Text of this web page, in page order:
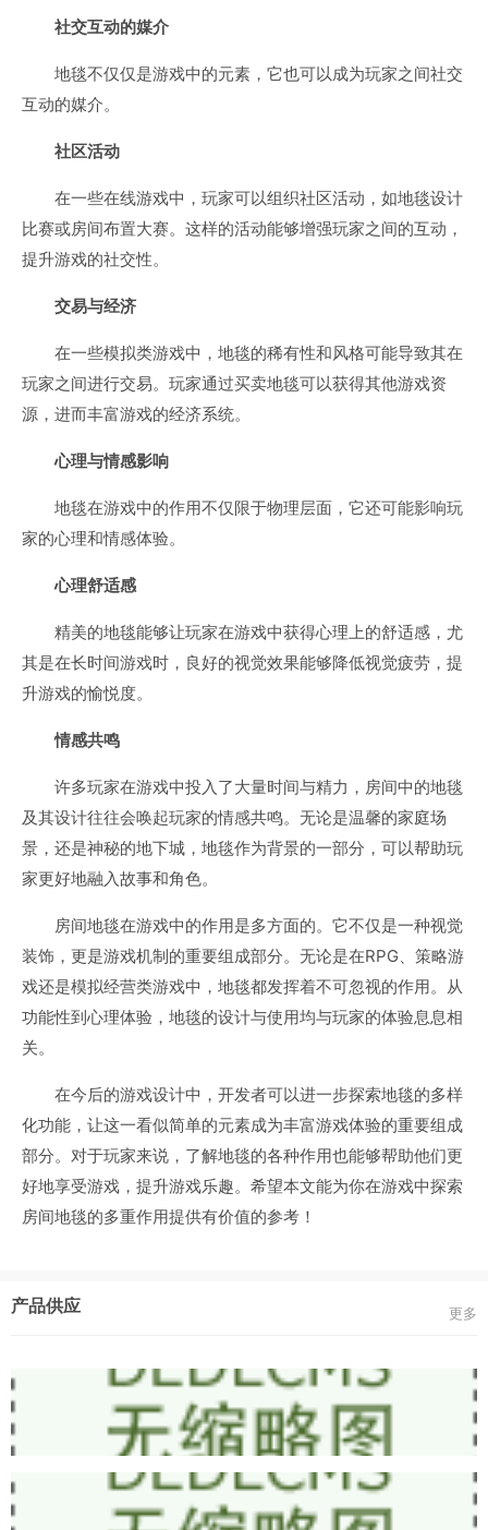
社交互动的媒介
地毯不仅仅是游戏中的元素，它也可以成为玩家之间社交
互动的媒介。
社区活动
在一些在线游戏中，玩家可以组织社区活动，如地毯设计
比赛或房间布置大赛。这样的活动能够增强玩家之间的互动，
提升游戏的社交性。
交易与经济
在一些模拟类游戏中，地毯的稀有性和风格可能导致其在
玩家之间进行交易。玩家通过买卖地毯可以获得其他游戏资
源，进而丰富游戏的经济系统。
心理与情感影响
地毯在游戏中的作用不仅限于物理层面，它还可能影响玩
家的心理和情感体验。
心理舒适感
精美的地毯能够让玩家在游戏中获得心理上的舒适感，尤
其是在长时间游戏时，良好的视觉效果能够降低视觉疲劳，提
升游戏的愉悦度。
情感共鸣
许多玩家在游戏中投入了大量时间与精力，房间中的地毯
及其设计往往会唤起玩家的情感共鸣。无论是温馨的家庭场
景，还是神秘的地下城，地毯作为背景的一部分，可以帮助玩
家更好地融入故事和角色。
房间地毯在游戏中的作用是多方面的。它不仅是一种视觉
装饰，更是游戏机制的重要组成部分。无论是在RPG、策略游
戏还是模拟经营类游戏中，地毯都发挥着不可忽视的作用。从
功能性到心理体验，地毯的设计与使用均与玩家的体验息息相
关。
在今后的游戏设计中，开发者可以进一步探索地毯的多样
化功能，让这一看似简单的元素成为丰富游戏体验的重要组成
部分。对于玩家来说，了解地毯的各种作用也能够帮助他们更
好地享受游戏，提升游戏乐趣。希望本文能为你在游戏中探索
房间地毯的多重作用提供有价值的参考！
产品供应 更多